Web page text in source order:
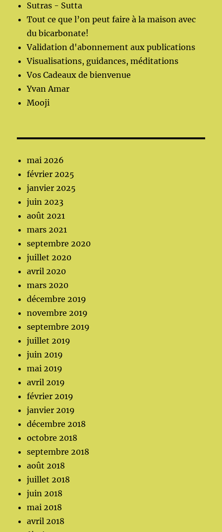
Sutras - Sutta
Tout ce que l’on peut faire à la maison avec
du bicarbonate!
Validation d'abonnement aux publications
Visualisations, guidances, méditations
Vos Cadeaux de bienvenue
Yvan Amar
Mooji
mai 2026
février 2025
janvier 2025
juin 2023
août 2021
mars 2021
septembre 2020
juillet 2020
avril 2020
mars 2020
décembre 2019
novembre 2019
septembre 2019
juillet 2019
juin 2019
mai 2019
avril 2019
février 2019
janvier 2019
décembre 2018
octobre 2018
septembre 2018
août 2018
juillet 2018
juin 2018
mai 2018
avril 2018